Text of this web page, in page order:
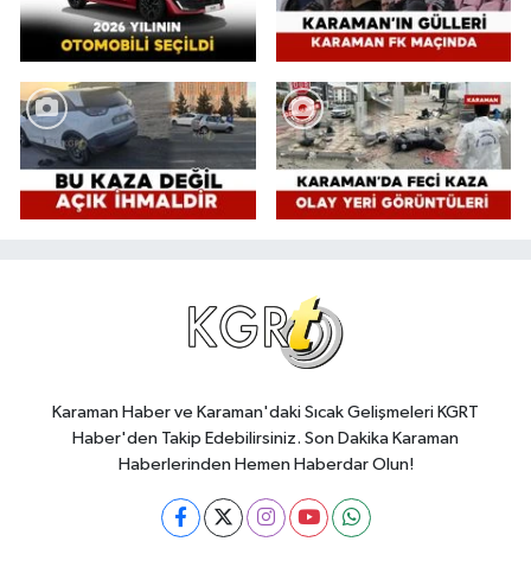
Karaman Haber ve Karaman'daki Sıcak Gelişmeleri KGRT
Haber'den Takip Edebilirsiniz. Son Dakika Karaman
Haberlerinden Hemen Haberdar Olun!